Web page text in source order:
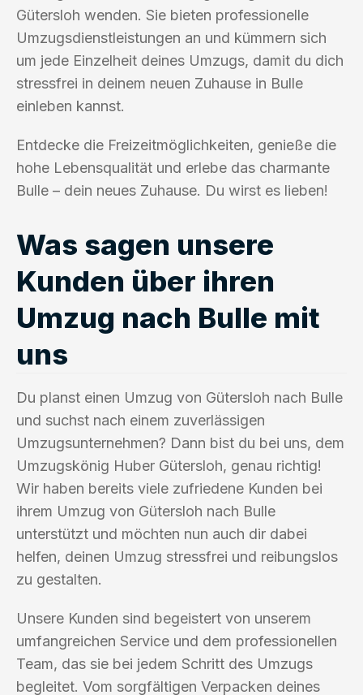
Gütersloh wenden. Sie bieten professionelle
Umzugsdienstleistungen an und kümmern sich
um jede Einzelheit deines Umzugs, damit du dich
stressfrei in deinem neuen Zuhause in Bulle
einleben kannst.
Entdecke die Freizeitmöglichkeiten, genieße die
hohe Lebensqualität und erlebe das charmante
Bulle – dein neues Zuhause. Du wirst es lieben!
Was sagen unsere
Kunden über ihren
Umzug nach Bulle mit
uns
Du planst einen Umzug von Gütersloh nach Bulle
und suchst nach einem zuverlässigen
Umzugsunternehmen? Dann bist du bei uns, dem
Umzugskönig Huber Gütersloh, genau richtig!
Wir haben bereits viele zufriedene Kunden bei
ihrem Umzug von Gütersloh nach Bulle
unterstützt und möchten nun auch dir dabei
helfen, deinen Umzug stressfrei und reibungslos
zu gestalten.
Unsere Kunden sind begeistert von unserem
umfangreichen Service und dem professionellen
Team, das sie bei jedem Schritt des Umzugs
begleitet. Vom sorgfältigen Verpacken deines